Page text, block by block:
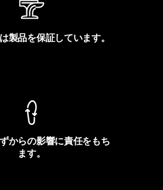
製品を保証しています。
からの影響に責任をもち
ます。